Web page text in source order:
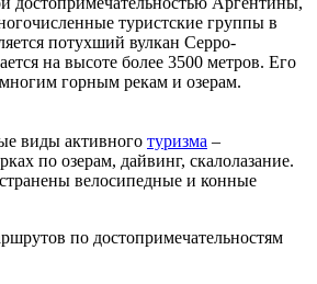
туристские группы в
потухший вулкан Серро-
на высоте более 3500 метров. Его
горным рекам и озерам.
виды активного туризма –
по озерам, дайвинг, скалолазание.
велосипедные и конные
по достопримечательностям